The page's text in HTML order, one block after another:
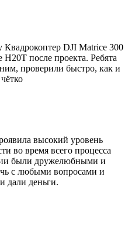
DJI Matrice 300
после проекта. Ребята
проверили быстро, как и
высокий уровень
во время всего процесса
были дружелюбными и
с любыми вопросами и
дали деньги.